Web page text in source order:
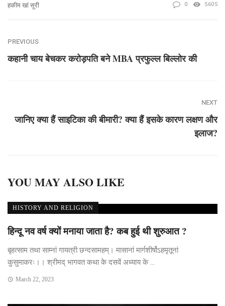
हकीम खां सूरी 0 5605
PREVIOUS
कहानी चाय बेचकर करोड़पति बने MBA प्रफुल्ल बिल्लोर की
NEXT
जानिए क्या हैं साइटिका की बीमारी? क्या हैं इसके कारण लक्षण और
इलाज?
YOU MAY ALSO LIKE
HISTORY AND RELIGION
हिन्दू नव वर्ष क्यों मनाया जाता है? कब हुई थी शुरुआत ?
बृहत्साम तथा साम्नां गायत्री छन्दसामहम्। मासानां मार्गशीर्षोऽहमृतूनां
कुसुमाकरः।। श्रीमद् भागवत कथा के दसवें अध्याय के ...
March 22, 2023